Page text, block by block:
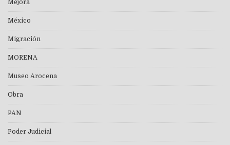
Mejora
México
Migración
MORENA
Museo Arocena
Obra
PAN
Poder Judicial